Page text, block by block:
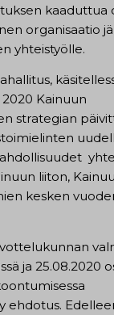
kaaduttua
organisaatio
yhteistyölle.
Kainuun
strategian
liiton,
kesken
ja 25.08.2020
ehdotus.